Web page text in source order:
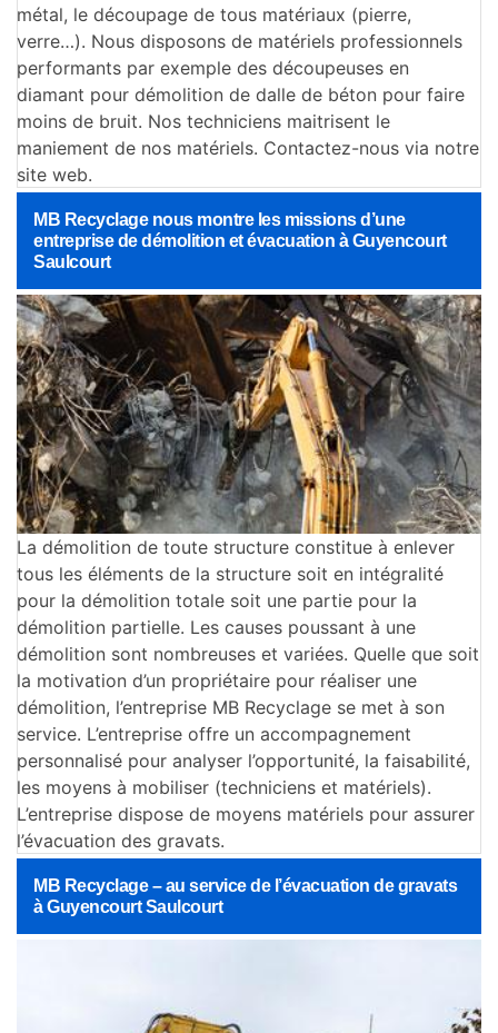
métal, le découpage de tous matériaux (pierre,
verre…). Nous disposons de matériels professionnels
performants par exemple des découpeuses en
diamant pour démolition de dalle de béton pour faire
moins de bruit. Nos techniciens maitrisent le
maniement de nos matériels. Contactez-nous via notre
site web.
MB Recyclage nous montre les missions d’une
entreprise de démolition et évacuation à Guyencourt
Saulcourt
La démolition de toute structure constitue à enlever
tous les éléments de la structure soit en intégralité
pour la démolition totale soit une partie pour la
démolition partielle. Les causes poussant à une
démolition sont nombreuses et variées. Quelle que soit
la motivation d’un propriétaire pour réaliser une
démolition, l’entreprise MB Recyclage se met à son
service. L’entreprise offre un accompagnement
personnalisé pour analyser l’opportunité, la faisabilité,
les moyens à mobiliser (techniciens et matériels).
L’entreprise dispose de moyens matériels pour assurer
l’évacuation des gravats.
MB Recyclage – au service de l’évacuation de gravats
à Guyencourt Saulcourt